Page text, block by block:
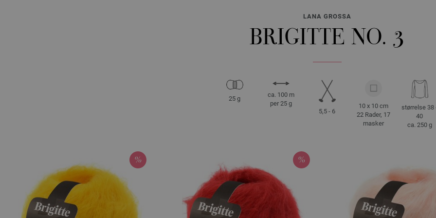
LANA GROSSA
BRIGITTE NO. 3
25 g
ca. 100 m
per 25 g
5,5 - 6
10 x 10 cm
22 Rader, 17
masker
størrelse 38
40
ca. 250 g